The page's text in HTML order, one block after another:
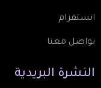
انستقرام
تواصل معنا
النشرة البريدية